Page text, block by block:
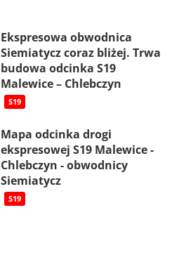
Ekspresowa obwodnica
Siemiatycz coraz bliżej. Trwa
budowa odcinka S19
Malewice – Chlebczyn
S19
Mapa odcinka drogi
ekspresowej S19 Malewice -
Chlebczyn - obwodnicy
Siemiatycz
S19